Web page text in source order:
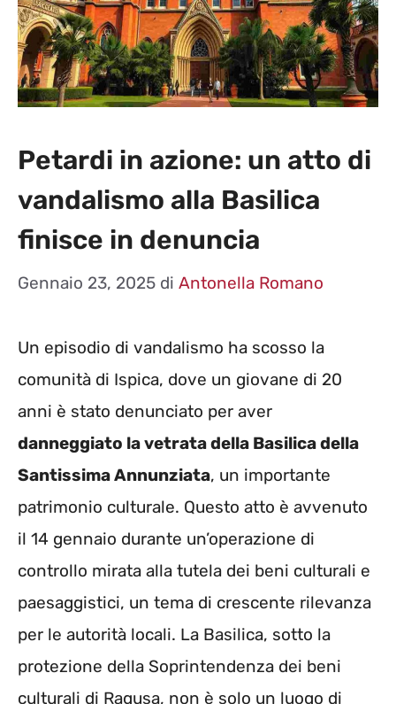
Petardi in azione: un atto di
vandalismo alla Basilica
finisce in denuncia
Gennaio 23, 2025 di Antonella Romano
Un episodio di vandalismo ha scosso la
comunità di Ispica, dove un giovane di 20
anni è stato denunciato per aver
danneggiato la vetrata della Basilica della
Santissima Annunziata, un importante
patrimonio culturale. Questo atto è avvenuto
il 14 gennaio durante un’operazione di
controllo mirata alla tutela dei beni culturali e
paesaggistici, un tema di crescente rilevanza
per le autorità locali. La Basilica, sotto la
protezione della Soprintendenza dei beni
culturali di Ragusa, non è solo un luogo di